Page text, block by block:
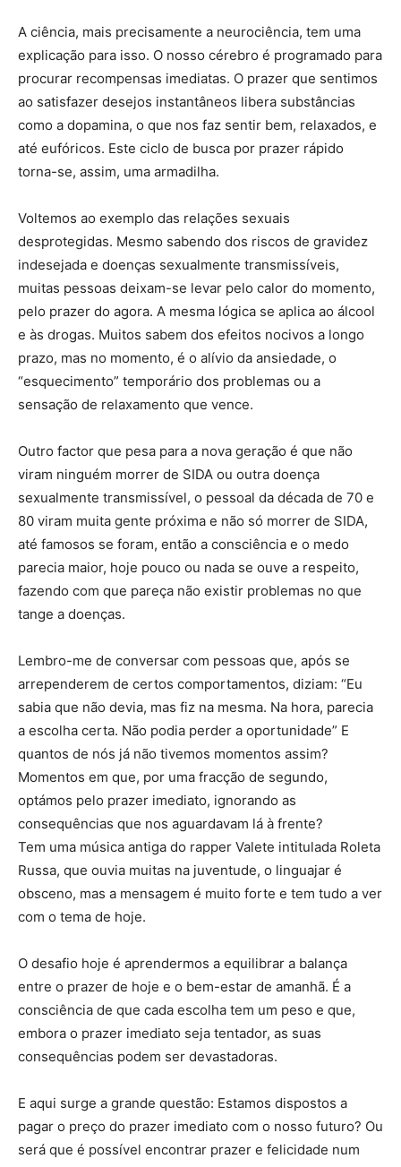
A ciência, mais precisamente a neurociência, tem uma
explicação para isso. O nosso cérebro é programado para
procurar recompensas imediatas. O prazer que sentimos
ao satisfazer desejos instantâneos libera substâncias
como a dopamina, o que nos faz sentir bem, relaxados, e
até eufóricos. Este ciclo de busca por prazer rápido
torna-se, assim, uma armadilha.
Voltemos ao exemplo das relações sexuais
desprotegidas. Mesmo sabendo dos riscos de gravidez
indesejada e doenças sexualmente transmissíveis,
muitas pessoas deixam-se levar pelo calor do momento,
pelo prazer do agora. A mesma lógica se aplica ao álcool
e às drogas. Muitos sabem dos efeitos nocivos a longo
prazo, mas no momento, é o alívio da ansiedade, o
“esquecimento” temporário dos problemas ou a
sensação de relaxamento que vence.
Outro factor que pesa para a nova geração é que não
viram ninguém morrer de SIDA ou outra doença
sexualmente transmissível, o pessoal da década de 70 e
80 viram muita gente próxima e não só morrer de SIDA,
até famosos se foram, então a consciência e o medo
parecia maior, hoje pouco ou nada se ouve a respeito,
fazendo com que pareça não existir problemas no que
tange a doenças.
Lembro-me de conversar com pessoas que, após se
arrependerem de certos comportamentos, diziam: “Eu
sabia que não devia, mas fiz na mesma. Na hora, parecia
a escolha certa. Não podia perder a oportunidade” E
quantos de nós já não tivemos momentos assim?
Momentos em que, por uma fracção de segundo,
optámos pelo prazer imediato, ignorando as
consequências que nos aguardavam lá à frente?
Tem uma música antiga do rapper Valete intitulada Roleta
Russa, que ouvia muitas na juventude, o linguajar é
obsceno, mas a mensagem é muito forte e tem tudo a ver
com o tema de hoje.
O desafio hoje é aprendermos a equilibrar a balança
entre o prazer de hoje e o bem-estar de amanhã. É a
consciência de que cada escolha tem um peso e que,
embora o prazer imediato seja tentador, as suas
consequências podem ser devastadoras.
E aqui surge a grande questão: Estamos dispostos a
pagar o preço do prazer imediato com o nosso futuro? Ou
será que é possível encontrar prazer e felicidade num